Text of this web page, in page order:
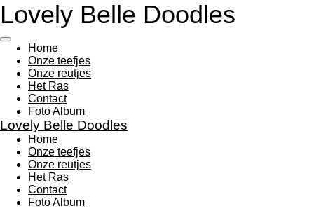
Ga
direct
naar
de
hoofdinhoud
Lovely Belle Doodles
Home
Onze teefjes
Onze reutjes
Het Ras
Contact
Foto Album
Lovely Belle Doodles
Home
Onze teefjes
Onze reutjes
Het Ras
Contact
Foto Album